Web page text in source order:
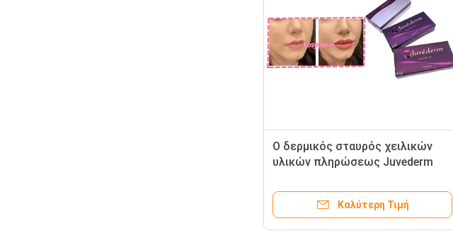
Ο δερμικός σταυρός χειλικών
υλικών πληρώσεως Juvederm
όξινη έγχυση για την αντι γήρανση
Καλύτερη Τιμή